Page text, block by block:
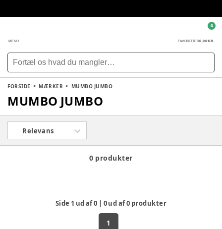
MENU FAVORITTER0,00 KR.
0
FORSIDE MÆRKER MUMBO JUMBO
MUMBO JUMBO
Relevans
0 produkter
Side 1 ud af0 0ud af0 produkter
1